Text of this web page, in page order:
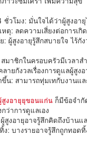
วโมง: มั่นใจได้ว่าผู้สูงอา
ตุ: ลดความเสี่ยงต่อการเกิ
ผู้สูงอายุรู้สึกสบายใจ ไร้กั
มาชิกในครอบครัวมีเวลา
ายกังวลเรื่องการดูแลผู้สูงอ
น: สามารถทุ่มเทกับงานแ
งอายุยุขอนแก่น ก็มีข้อจำกั
ว่าการดูแลเอง
สูงอายุอาจรู้สึกคิดถึงบ้านแ
: บางรายอาจรู้สึกถูกทอดทิ้